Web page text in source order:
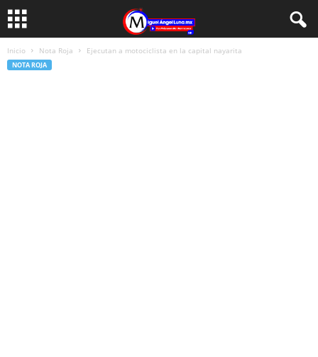
Inicio Nota Roja Ejecutan a motociclista en la capital nayarita
NOTA ROJA